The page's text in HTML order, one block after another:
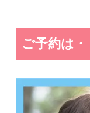
ご予約は・